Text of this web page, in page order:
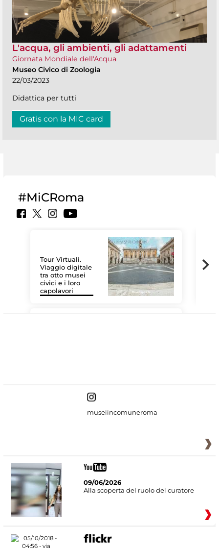
L'acqua, gli ambienti, gli adattamenti
Giornata Mondiale dell'Acqua
Museo Civico di Zoologia
22/03/2023
Didattica per tutti
Gratis con la MIC card
#MiCRoma
Tour Virtuali.
Viaggio digitale
tra otto musei
civici e i loro
capolavori
museiincomuneroma
09/06/2026
Alla scoperta del ruolo del curatore